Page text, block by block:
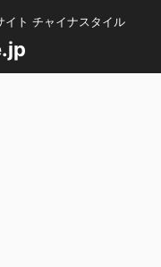
イト チャイナスタイル